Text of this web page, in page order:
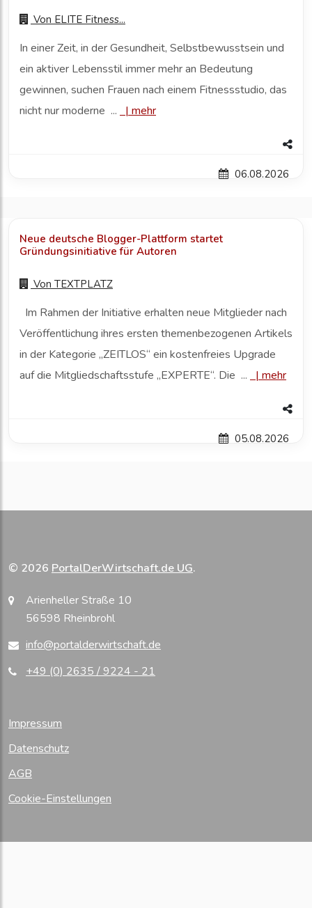
Von ELITE Fitness...
In einer Zeit, in der Gesundheit, Selbstbewusstsein und
ein aktiver Lebensstil immer mehr an Bedeutung
gewinnen, suchen Frauen nach einem Fitnessstudio, das
nicht nur moderne ...
| mehr
06.08.2026
Neue deutsche Blogger-Plattform startet
Gründungsinitiative für Autoren
Von TEXTPLATZ
Im Rahmen der Initiative erhalten neue Mitglieder nach
Veröffentlichung ihres ersten themenbezogenen Artikels
in der Kategorie „ZEITLOS“ ein kostenfreies Upgrade
auf die Mitgliedschaftsstufe „EXPERTE“. Die ...
| mehr
05.08.2026
© 2026 PortalDerWirtschaft.de UG.
Arienheller Straße 10
56598 Rheinbrohl
info@portalderwirtschaft.de
+49 (0) 2635 / 9224 - 21
Impressum
Datenschutz
AGB
Cookie-Einstellungen